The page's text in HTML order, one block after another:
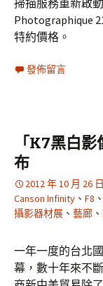
掃描服務重新啟
Photographique
特約價格。
發佈留言
「K7黑白
布
2012 年 10 月 26 日
Canson Infinity 、 F8 、
攝影器材展 、 藝廊 、
一年一度的台北
幕，數十年來不